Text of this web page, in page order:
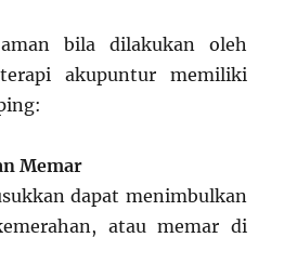
bila dilakukan oleh
akupuntur memiliki
Memar
dapat menimbulkan
atau memar di